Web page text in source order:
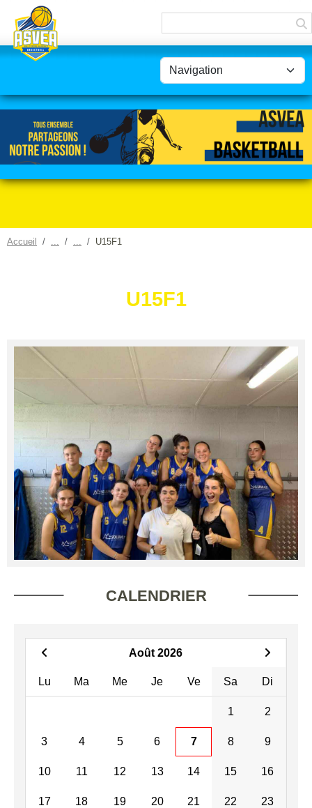
Accueil U15F1
U15F1
CALENDRIER
Août 2026
Lu Ma Me Je Ve Sa Di
1 2
3 4 5 6 7 8 9
10 11 12 13 14 15 16
17 18 19 20 21 22 23
Panneau de gestion des cookies